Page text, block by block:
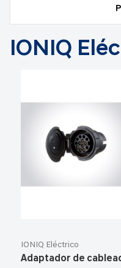
IONIQ
IONIQ Eléctrico
Adaptador de